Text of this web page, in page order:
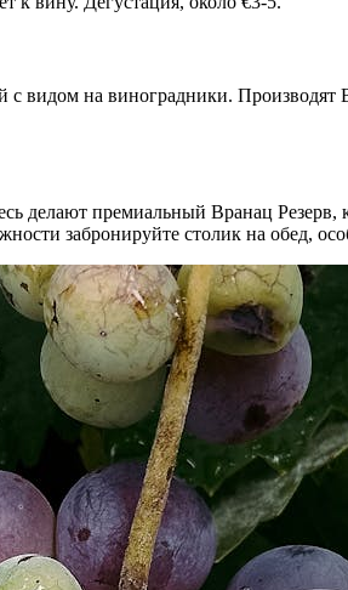
с видом на виноградники.
делают премиальный Вранац
забронируйте столик на обед,